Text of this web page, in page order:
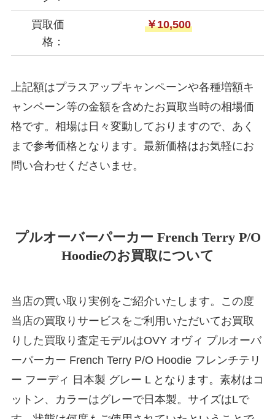
買取価
格：
￥10,500
上記額はプラスアップキャンペーンや各種増額キ
ャンペーン等の金額を含めたお買取当時の相場価
格です。相場は日々変動しておりますので、あく
まで参考価格となります。最新価格はお気軽にお
問い合わせくださいませ。
プルオーバーパーカー French Terry P/O
Hoodieのお買取について
当店の買い取り実例をご紹介いたします。この度
当店の買取りサービスをご利用いただいてお買取
りした買取り査定モデルはOVY オヴィ プルオーバ
ーパーカー French Terry P/O Hoodie フレンチテリ
ー フーディ 日本製 グレー L となります。素材はコ
ットン、カラーはグレーで日本製。サイズはLで